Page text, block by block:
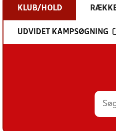
KLUB/HOLD
UDVIDET KAMPSØGNING